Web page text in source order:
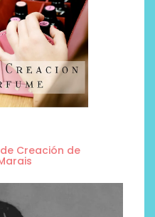
Creación de